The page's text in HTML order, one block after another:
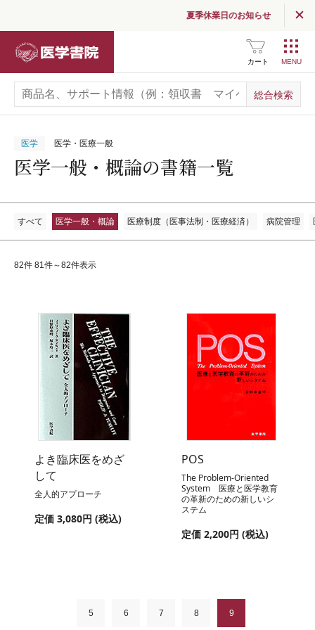
夏季休業日のお知らせ
カート
SNS公式アカウント
広告掲載について
医学 医学・医療一般
医学一般・概論の書籍一覧
すべて 医学一般・概論 医療制度（医事法制・医療経済） 病院管理
82件 81件～82件表示
よき臨床医をめざ
して
全人的アプローチ
定価 3,080円 (税込)
POS
The Problem-Oriented
System 医療と医学教育
の革新のための新しいシ
ステム
定価 2,200円 (税込)
5 6 7 8 9